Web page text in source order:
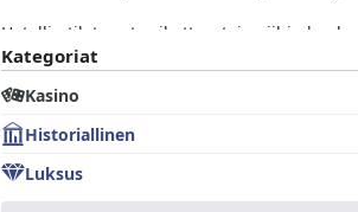
Hotellin tilat ovat vaikuttavat, ja niihin
rauhalliseksi että tehokkaasti hoidetuksi.
Erityisesti sängyt huomataan mukaviksi,
Eurostars Gran Hotel La Toja
Aamiaiselämyksen kruunaavat kauniit
makuja ja takaa tyytyväisyyden.
Kategoriat
Kasino
Historiallinen
Luksus